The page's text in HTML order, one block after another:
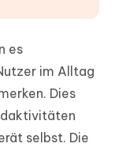
es
im Alltag
Dies
selbst. Die